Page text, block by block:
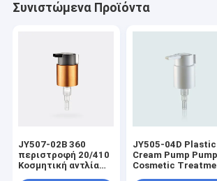
Συνιστώμενα Προϊόντα
JY507-02B 360
περιστροφή 20/410
Κοσμητική αντλία
JY505-04D Plastic
Cream Pump
Cosmetic